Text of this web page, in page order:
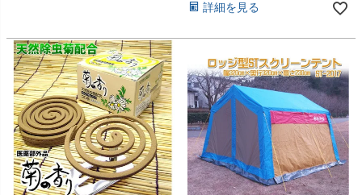
詳細を見る